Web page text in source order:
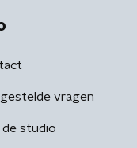
vragen
de studio